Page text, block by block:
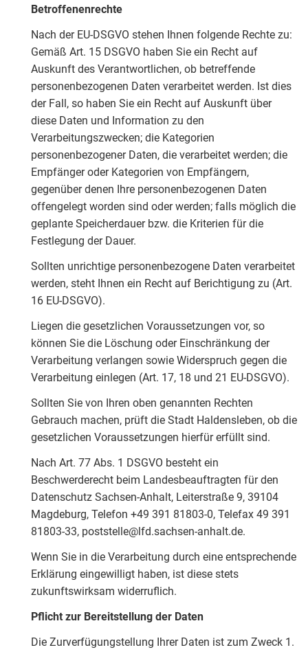
Betroffenenrechte
Nach der EU-DSGVO stehen Ihnen folgende Rechte zu:
Gemäß Art. 15 DSGVO haben Sie ein Recht auf
Auskunft des Verantwortlichen, ob betreffende
personenbezogenen Daten verarbeitet werden. Ist dies
der Fall, so haben Sie ein Recht auf Auskunft über
diese Daten und Information zu den
Verarbeitungszwecken; die Kategorien
personenbezogener Daten, die verarbeitet werden; die
Empfänger oder Kategorien von Empfängern,
gegenüber denen Ihre personenbezogenen Daten
offengelegt worden sind oder werden; falls möglich die
geplante Speicherdauer bzw. die Kriterien für die
Festlegung der Dauer.
Sollten unrichtige personenbezogene Daten verarbeitet
werden, steht Ihnen ein Recht auf Berichtigung zu (Art.
16 EU-DSGVO).
Liegen die gesetzlichen Voraussetzungen vor, so
können Sie die Löschung oder Einschränkung der
Verarbeitung verlangen sowie Widerspruch gegen die
Verarbeitung einlegen (Art. 17, 18 und 21 EU-DSGVO).
Sollten Sie von Ihren oben genannten Rechten
Gebrauch machen, prüft die Stadt Haldensleben, ob die
gesetzlichen Voraussetzungen hierfür erfüllt sind.
Nach Art. 77 Abs. 1 DSGVO besteht ein
Beschwerderecht beim Landesbeauftragten für den
Datenschutz Sachsen-Anhalt, Leiterstraße 9, 39104
Magdeburg, Telefon +49 391 81803-0, Telefax 49 391
81803-33, poststelle@lfd.sachsen-anhalt.de.
Wenn Sie in die Verarbeitung durch eine entsprechende
Erklärung eingewilligt haben, ist diese stets
zukunftswirksam widerruflich.
Pflicht zur Bereitstellung der Daten
Die Zurverfügungstellung Ihrer Daten ist zum Zweck 1.